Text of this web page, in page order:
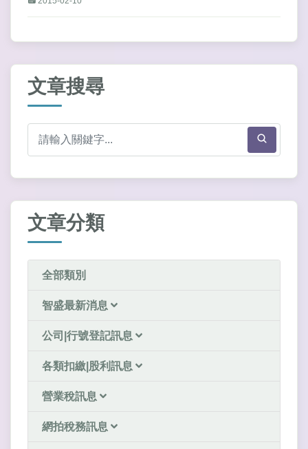
文章搜尋
文章分類
全部類別
智盛最新消息
公司|行號登記訊息
各類扣繳|股利訊息
營業稅訊息
網拍稅務訊息